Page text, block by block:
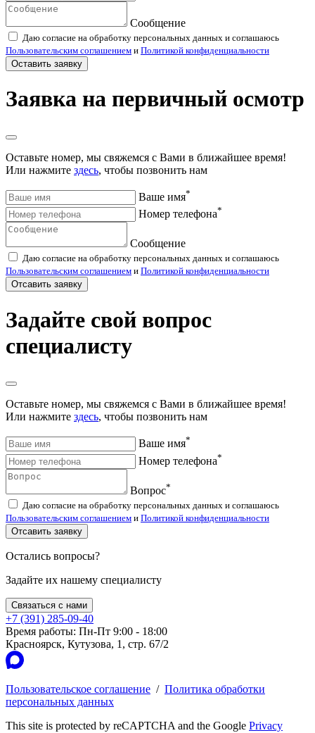
Сообщение
Даю согласие на обработку персональных данных и соглашаюсь
Пользовательским соглашением и Политикой конфиденциальности
Оставить заявку
Заявка на первичный осмотр
Оставьте номер, мы свяжемся с Вами в ближайшее время!
Или нажмите здесь, чтобы позвонить нам
Ваше имя*
Номер телефона*
Сообщение
Даю согласие на обработку персональных данных и соглашаюсь
Пользовательским соглашением и Политикой конфиденциальности
Отсавить заявку
Задайте свой вопрос
специалисту
Оставьте номер, мы свяжемся с Вами в ближайшее время!
Или нажмите здесь, чтобы позвонить нам
Ваше имя*
Номер телефона*
Вопрос*
Даю согласие на обработку персональных данных и соглашаюсь
Пользовательским соглашением и Политикой конфиденциальности
Отсавить заявку
Остались вопросы?
Задайте их нашему специалисту
Связаться с нами
+7 (391) 285-09-40
Время работы: Пн-Пт 9:00 - 18:00
Красноярск, Кутузова, 1, стр. 67/2
Пользовательское соглашение / Политика обработки
персональных данных
This site is protected by reCAPTCHA and the Google Privacy